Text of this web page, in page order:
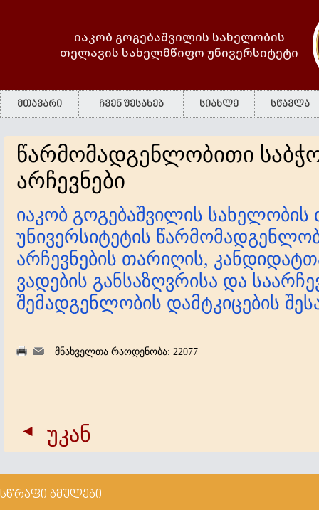
იაკობ გოგებაშვილის სახელობის
თელავის სახელმწიფო უნივერსიტეტი
მთავარი ჩვენ შესახებ სიახლე სწავლა
წარმომადგენლობითი
არჩევნები
იაკობ გოგებაშვილის
უნივერსიტეტის
არჩევნების თარიღის,
ვადების განსაზღვრისა და
შემადგენლობის დამტკიცების
მნახველთა რაოდენობა: 22077
უკან
სწრაფი ბმულები